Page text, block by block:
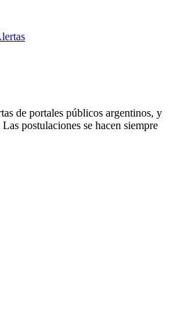
de portales públicos argentinos, y
postulaciones se hacen siempre